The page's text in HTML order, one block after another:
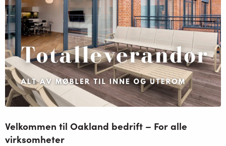
Velkommen til Oakland bedrift – For alle
virksomheter